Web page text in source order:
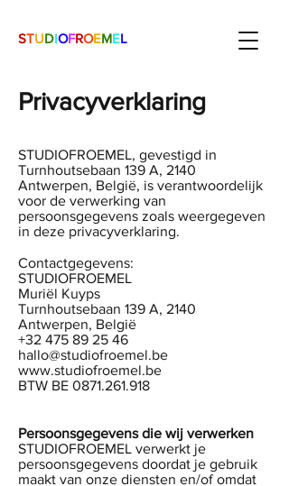
STUDIOFROEMEL
Privacyverklaring
STUDIOFROEMEL, gevestigd in
Turnhoutsebaan 139 A, 2140
Antwerpen, België, is verantwoordelijk
voor de verwerking van
persoonsgegevens zoals weergegeven
in deze privacyverklaring.
Contactgegevens:
STUDIOFROEMEL
Muriël Kuyps
Turnhoutsebaan 139 A, 2140
Antwerpen, België
+32 475 89 25 46
hallo@studiofroemel.be
www.studiofroemel.be
BTW BE 0871.261.918
Persoonsgegevens die wij verwerken
STUDIOFROEMEL verwerkt je
persoonsgegevens doordat je gebruik
maakt van onze diensten en/of omdat